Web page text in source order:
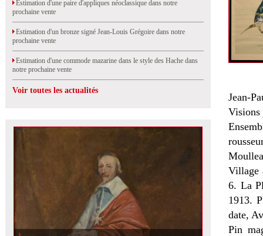
Estimation d'une paire d'appliques néoclassique dans notre
prochaine vente
Estimation d'un bronze signé Jean-Louis Grégoire dans notre
prochaine vente
Estimation d'une commode mazarine dans le style des Hache dans
notre prochaine vente
Voir toutes les actualités
Jean-
Visions
Village
6. La
1913.
date,
Pin